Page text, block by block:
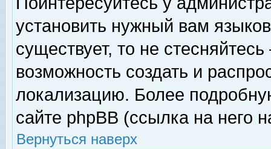
установить нужный вам
существует, то не
возможность создать и
локализацию. Более
сайте phpBB (ссылка на него
Вернуться наверх